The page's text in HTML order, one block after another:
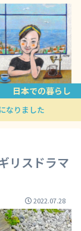
日本での暮らし
なりました
リスドラマ
2022.07.28